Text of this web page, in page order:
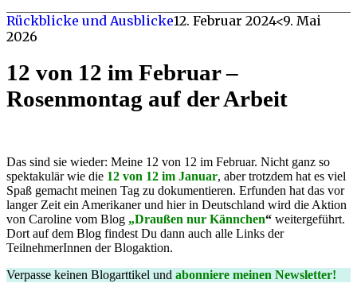
Rückblicke und Ausblicke12. Februar 2024<9. Mai
2026
12 von 12 im Februar –
Rosenmontag auf der Arbeit
Das sind sie wieder: Meine 12 von 12 im Februar. Nicht ganz so
spektakulär wie die 12 von 12 im Januar, aber trotzdem hat es viel
Spaß gemacht meinen Tag zu dokumentieren. Erfunden hat das vor
langer Zeit ein Amerikaner und hier in Deutschland wird die Aktion
von Caroline vom Blog „Draußen nur Kännchen“ weitergeführt.
Dort auf dem Blog findest Du dann auch alle Links der
TeilnehmerInnen der Blogaktion.
Verpasse keinen Blogarttikel und abonniere meinen Newsletter!